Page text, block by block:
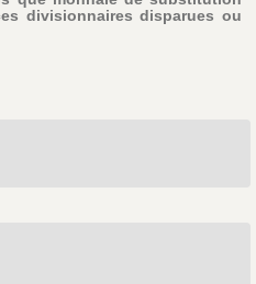
divisionnaires disparues ou